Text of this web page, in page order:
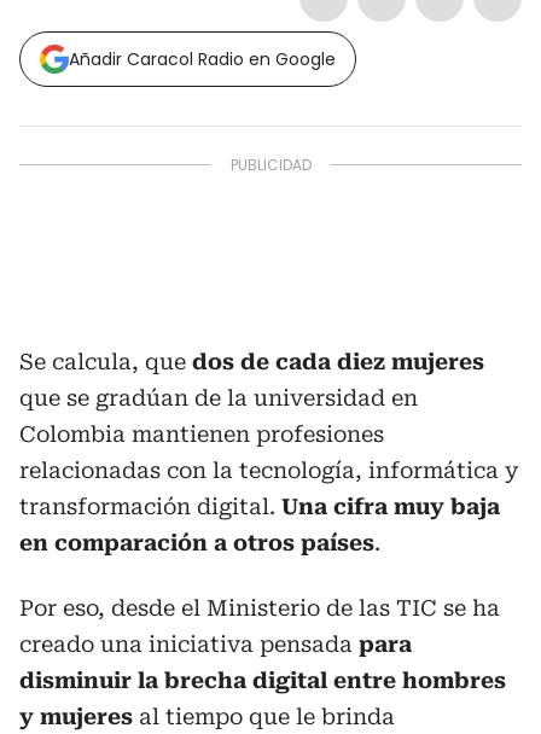
Añadir Caracol Radio en Google
Se calcula, que dos de cada diez mujeres
que se gradúan de la universidad en
Colombia mantienen profesiones
relacionadas con la tecnología, informática y
transformación digital. Una cifra muy baja
en comparación a otros países.
Por eso, desde el Ministerio de las TIC se ha
creado una iniciativa pensada para
disminuir la brecha digital entre hombres
y mujeres al tiempo que le brinda